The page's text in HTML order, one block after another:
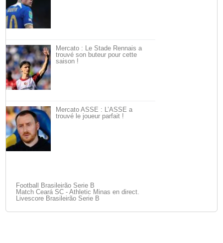
Mercato : Le Stade Rennais a
trouvé son buteur pour cette
saison !
Mercato ASSE : L’ASSE a
trouvé le joueur parfait !
Football Brasileirão Serie B
Match Ceará SC - Athletic Minas en direct.
Livescore Brasileirão Serie B